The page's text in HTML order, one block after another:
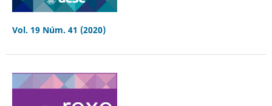
Vol. 19 Núm. 41 (2020)